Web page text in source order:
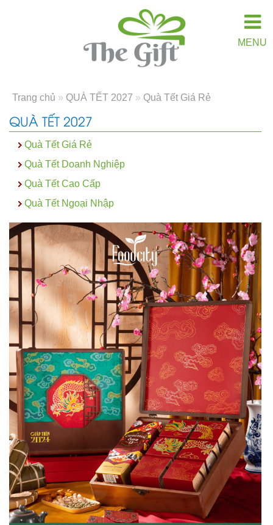
MENU
Trang chủ » QUÀ TẾT 2027 » Quà Tết Giá Rẻ
QUÀ TẾT 2027
Quà Tết Giá Rẻ
Quà Tết Doanh Nghiệp
Quà Tết Cao Cấp
Quà Tết Ngoại Nhập